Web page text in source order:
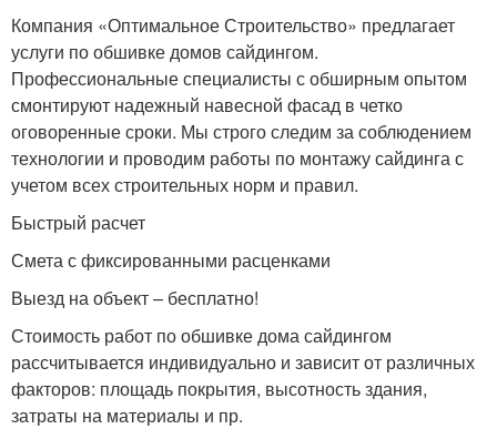
Компания «Оптимальное Строительство» предлагает
услуги по обшивке домов сайдингом.
Профессиональные специалисты с обширным опытом
смонтируют надежный навесной фасад в четко
оговоренные сроки. Мы строго следим за соблюдением
технологии и проводим работы по монтажу сайдинга с
учетом всех строительных норм и правил.
Быстрый расчет
Смета с фиксированными расценками
Выезд на объект – бесплатно!
Стоимость работ по обшивке дома сайдингом
рассчитывается индивидуально и зависит от различных
факторов: площадь покрытия, высотность здания,
затраты на материалы и пр.